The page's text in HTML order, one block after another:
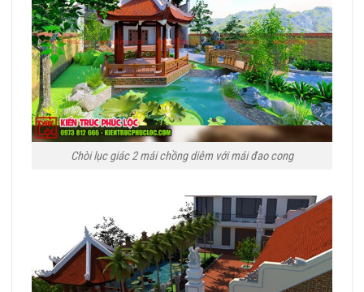
Chòi lục giác 2 mái chồng diêm với mái đao cong